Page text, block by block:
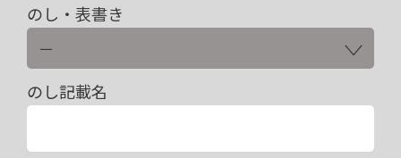
のし・表書き
のし記載名